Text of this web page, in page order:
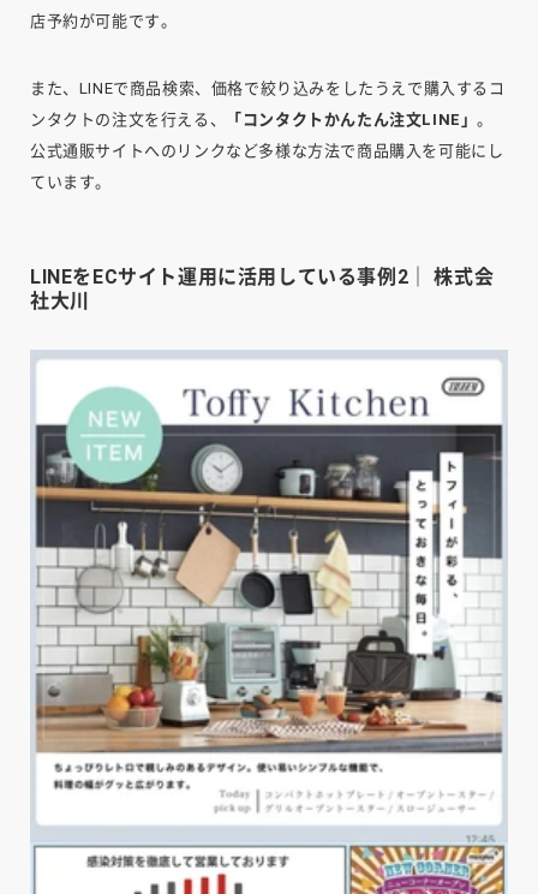
店予約が可能です。
また、LINEで商品検索、価格で絞り込みをしたうえで購入するコ
ンタクトの注文を行える、
「コンタクトかんたん注文LINE」。
公式通販サイトへのリンクなど多様な方法で商品購入を可能にし
ています。
LINEをECサイト運用に活用している事例2｜ 株式会
社大川